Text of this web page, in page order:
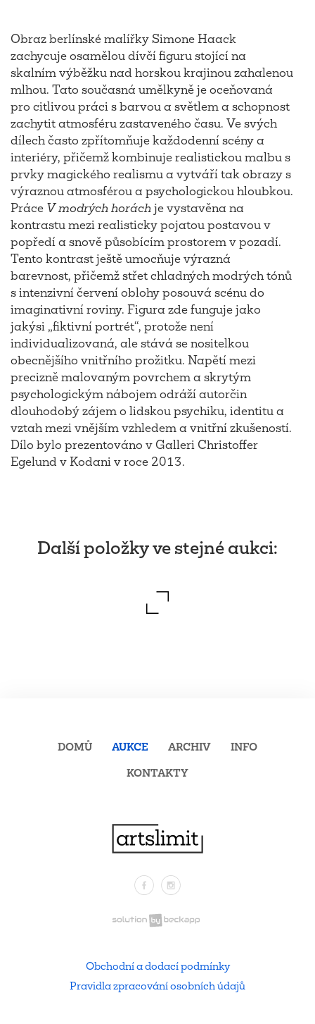
Obraz berlínské malířky Simone Haack
zachycuje osamělou dívčí figuru stojící na
skalním výběžku nad horskou krajinou zahalenou
mlhou. Tato současná umělkyně je oceňovaná
pro citlivou práci s barvou a světlem a schopnost
zachytit atmosféru zastaveného času. Ve svých
dílech často zpřítomňuje každodenní scény a
interiéry, přičemž kombinuje realistickou malbu s
prvky magického realismu a vytváří tak obrazy s
výraznou atmosférou a psychologickou hloubkou.
Práce V modrých horáchje vystavěna na
kontrastu mezi realisticky pojatou postavou v
popředí a snově působícím prostorem v pozadí.
Tento kontrast ještě umocňuje výrazná
barevnost, přičemž střet chladných modrých tónů
s intenzivní červení oblohy posouvá scénu do
imaginativní roviny. Figura zde funguje jako
jakýsi „fiktivní portrét“, protože není
individualizovaná, ale stává se nositelkou
obecnějšího vnitřního prožitku. Napětí mezi
precizně malovaným povrchem a skrytým
psychologickým nábojem odráží autorčin
dlouhodobý zájem o lidskou psychiku, identitu a
vztah mezi vnějším vzhledem a vnitřní zkušeností.
Dílo bylo prezentováno v Galleri Christoffer
Egelund v Kodani v roce 2013.
Další položky ve stejné aukci:
FacebookInstagram
DOMŮ AUKCE ARCHIV
INFO
KONTAKTY
Obchodní a dodací podmínky
Pravidla zpracování osobních údajů